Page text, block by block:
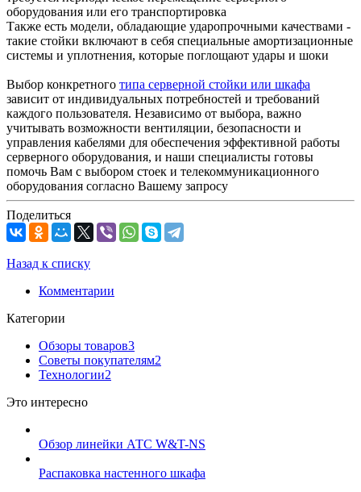
оборудования или его транспортировка
Также есть модели, обладающие ударопрочными качествами -
такие стойки включают в себя специальные амортизационные
системы и уплотнения, которые поглощают удары и шоки
Выбор конкретного типа серверной стойки или шкафа
зависит от индивидуальных потребностей и требований
каждого пользователя. Независимо от выбора, важно
учитывать возможности вентиляции, безопасности и
управления кабелями для обеспечения эффективной работы
серверного оборудования, и наши специалисты готовы
помочь Вам с выбором стоек и телекоммуникационного
оборудования согласно Вашему запросу
Поделиться
Назад к списку
Комментарии
Категории
Обзоры товаров3
Советы покупателям2
Технологии2
Это интересно
Обзор линейки АТС W&T-NS
Распаковка настенного шкафа